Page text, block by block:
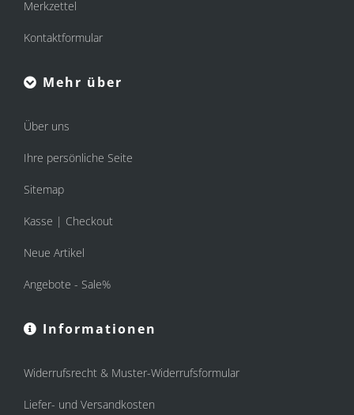
Merkzettel
Kontaktformular
Mehr über
Über uns
Ihre persönliche Seite
Sitemap
Kasse | Checkout
Neue Artikel
Angebote - Sale%
Informationen
Widerrufsrecht & Muster-Widerrufsformular
Liefer- und Versandkosten